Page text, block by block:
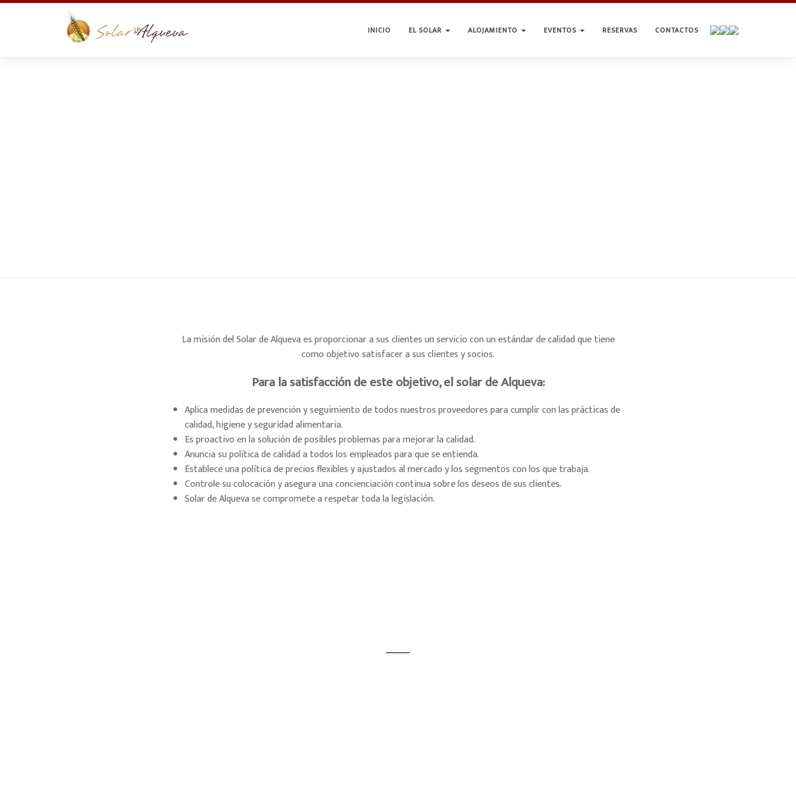
INICIO EL SOLAR ALOJAMIENTO EVENTOS RESERVAS CONTACTOS
La misión del Solar de Alqueva es proporcionar a sus clientes un servicio con un estándar de calidad que tiene
como objetivo satisfacer a sus clientes y socios.
Para la satisfacción de este objetivo, el solar de Alqueva:
Aplica medidas de prevención y seguimiento de todos nuestros proveedores para cumplir con las prácticas de
calidad, higiene y seguridad alimentaria.
Es proactivo en la solución de posibles problemas para mejorar la calidad.
Anuncia su política de calidad a todos los empleados para que se entienda.
Establece una política de precios flexibles y ajustados al mercado y los segmentos con los que trabaja.
Controle su colocación y asegura una concienciación continua sobre los deseos de sus clientes.
Solar de Alqueva se compromete a respetar toda la legislación.